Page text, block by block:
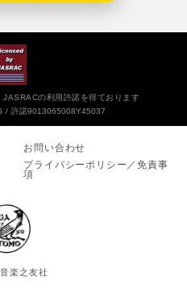
の利用許諾を得ております
許諾9013065008Y45037
お問い合わせ
プライバシーポリシー／免責事
項
楽之友社